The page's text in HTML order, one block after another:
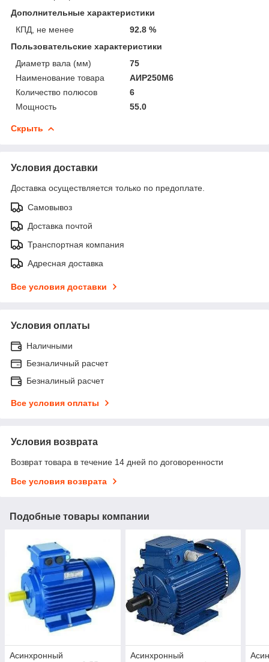
Дополнительные характеристики
КПД, не менее
92.8 %
Пользовательские характеристики
Диаметр вала (мм)
75
Наименование товара
АИР250М6
Количество полюсов
6
Мощность
55.0
Скрыть
Условия доставки
Доставка осуществляется только по предоплате.
Самовывоз
Доставка почтой
Транспортная компания
Адресная доставка
Все условия доставки
Условия оплаты
Наличными
Безналичный расчет
Безналиный расчет
Все условия оплаты
Условия возврата
Возврат товара в течение 14 дней по договоренности
Все условия возврата
Подобные товары компании
Асинхронный
Асинхронный